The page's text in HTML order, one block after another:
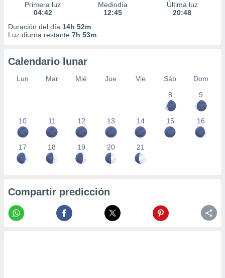
Primera luz
04:42
Mediodía
12:45
Última luz
20:48
Duración del día 14h 52m
Luz diurna restante 7h 53m
Calendario lunar
Lun Mar Mié Jue Vie Sáb
Dom
8
9
10 11 12 13 14 15 16
17 18 19 20 21
Compartir predicción